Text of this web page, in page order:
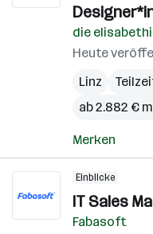
die
Heute
Linz
ab 2.882 €
Merken
Einblicke
IT Sales
Fabasoft